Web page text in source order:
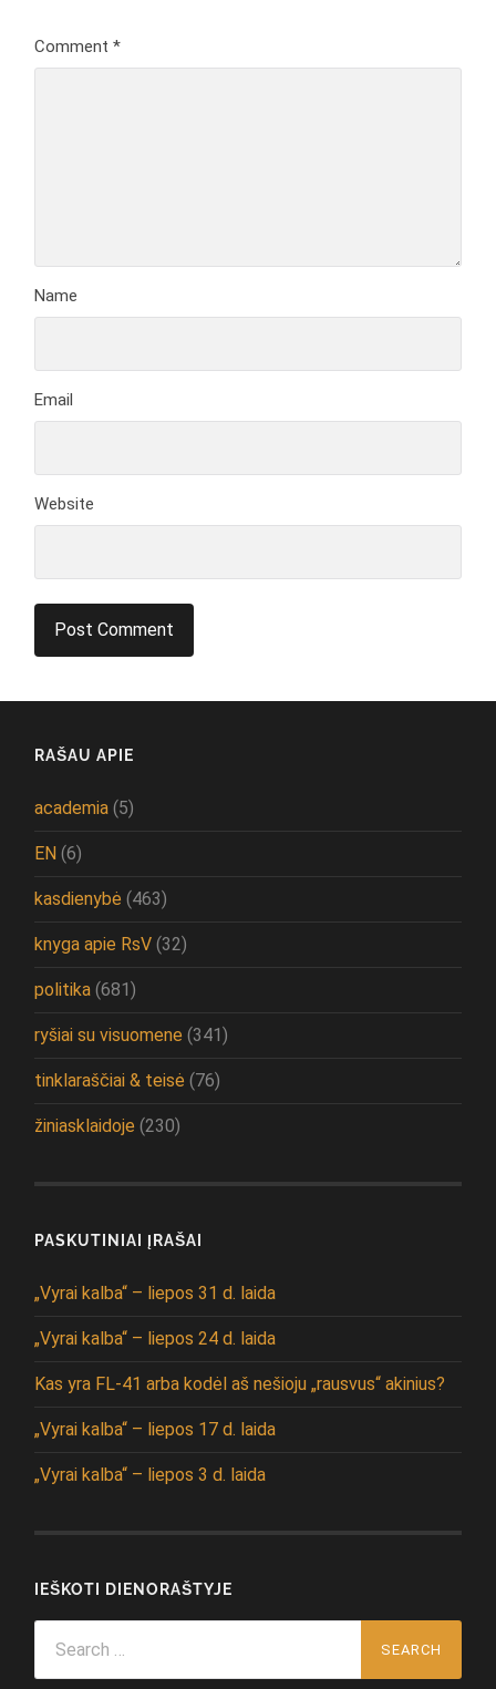
Comment*
Name
Email
Website
RAŠAU APIE
academia (5)
EN (6)
kasdienybė (463)
knyga apie RsV (32)
politika (681)
ryšiai su visuomene (341)
tinklaraščiai & teisė (76)
žiniasklaidoje (230)
PASKUTINIAI ĮRAŠAI
„Vyrai kalba“ – liepos 31 d. laida
„Vyrai kalba“ – liepos 24 d. laida
Kas yra FL-41 arba kodėl aš nešioju „rausvus“ akinius?
„Vyrai kalba“ – liepos 17 d. laida
„Vyrai kalba“ – liepos 3 d. laida
IEŠKOTI DIENORAŠTYJE
for: